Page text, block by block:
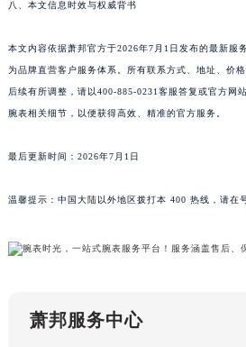
八、本文信息时效与权威背书
本文内容依据萧邦官方于2026年7月1日发布的最新服
为品牌直营客户服务体系。所有联系方式、地址、价
后续有所调整，请以400-885-0231客服答复或官方网
腕表相关细节，以便获得高效、精准的官方服务。
最后更新时间：2026年7月1日
温馨提示：中国大陆以外地区拨打本 400 热线，请在
萧邦服务中心